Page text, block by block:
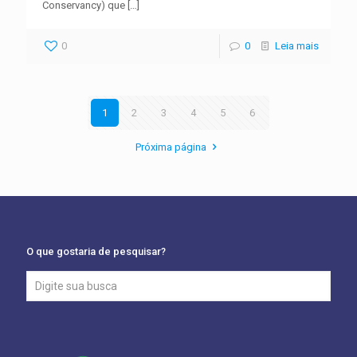
Conservancy) que […]
0 0 Leia mais
1 2 3 4 5 6
Próxima página
O que gostaria de pesquisar?